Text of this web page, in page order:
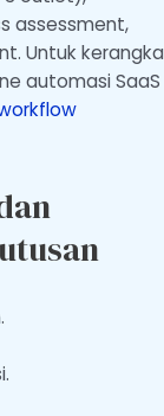
assessment,
Untuk kerangka
automasi SaaS